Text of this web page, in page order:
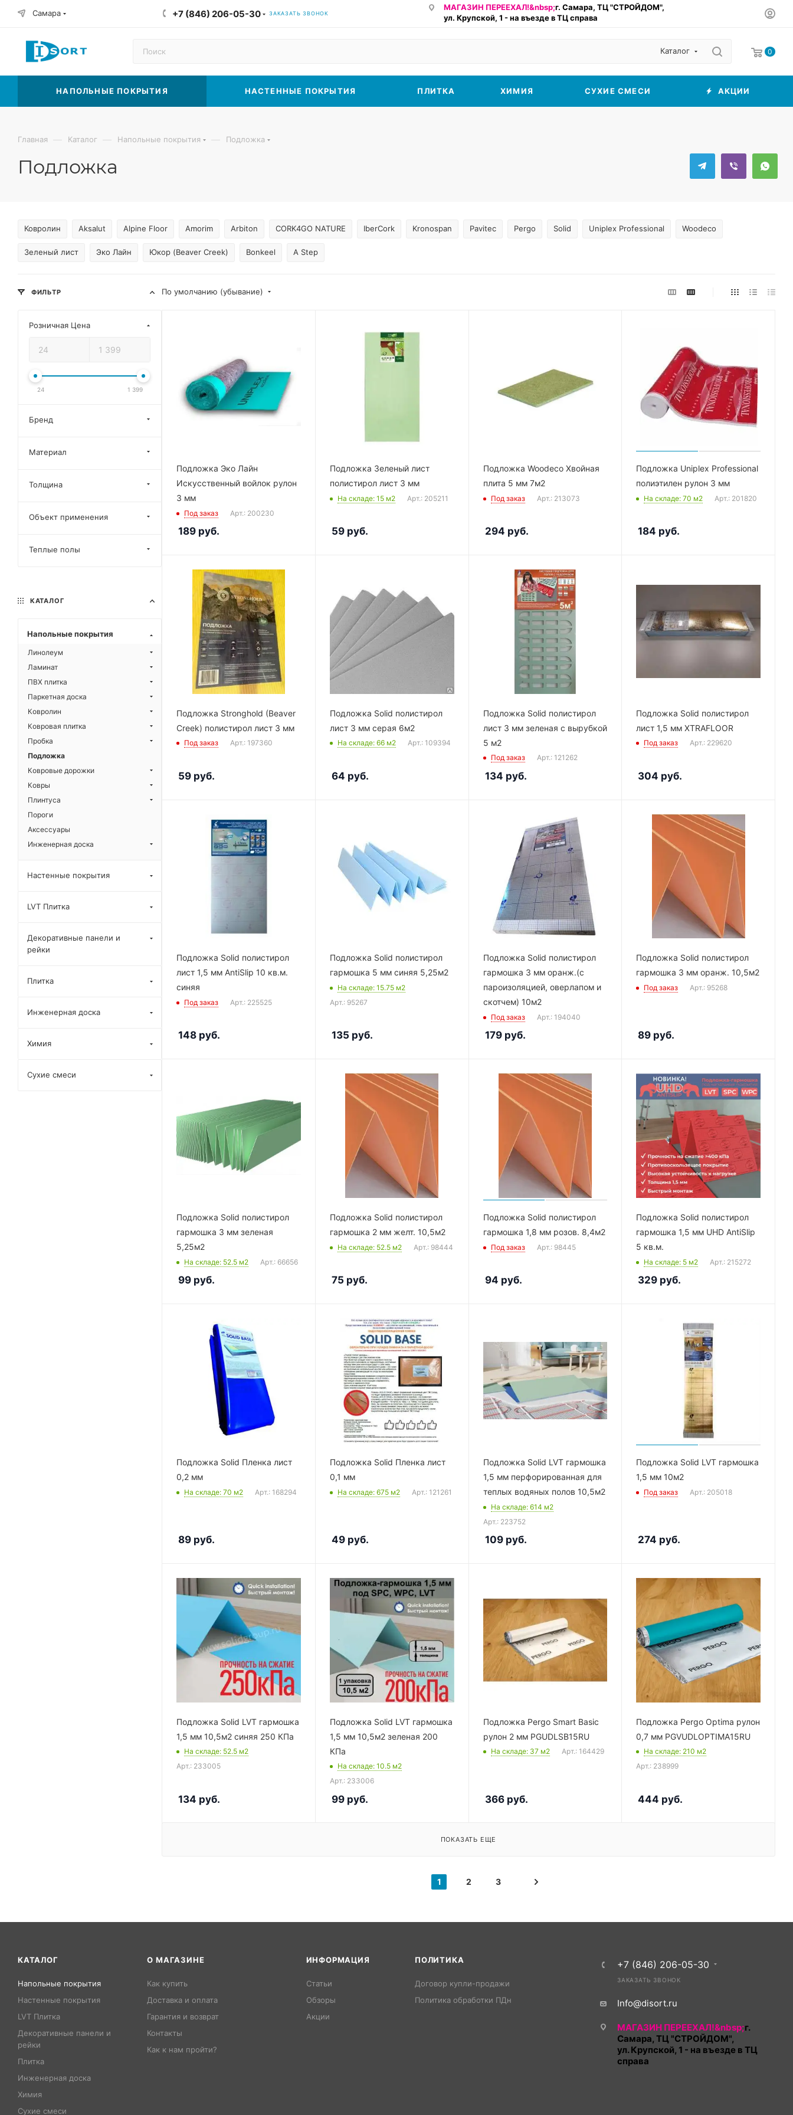
Самара +7 (846) 206-05-30 ЗАКАЗАТЬ ЗВОНОК
МАГАЗИН ПЕРЕЕХАЛ!&nbsp;г. Самара, ТЦ "СТРОЙДОМ",
ул. Крупской, 1 - на въезде в ТЦ справа
Каталог 0
НАПОЛЬНЫЕ ПОКРЫТИЯ НАСТЕННЫЕ ПОКРЫТИЯ ПЛИТКА ХИМИЯ СУХИЕ СМЕСИ АКЦИИ
Главная — Каталог — Напольные покрытия — Подложка
Подложка
Ковролин Aksalut Alpine Floor Amorim Arbiton CORK4GO NATURE IberCork Kronospan Pavitec Pergo Solid Uniplex Professional Woodeco
Зеленый лист Эко Лайн Юкор (Beaver Creek) Bonkeel A Step
По умолчанию (убывание)
Подложка Эко Лайн
Искусственный войлок рулон
3 мм
Под заказ Арт.: 200230
189 руб.
Подложка Зеленый лист
полистирол лист 3 мм
На складе: 15 м2 Арт.: 205211
59руб.
Подложка Woodeco Хвойная
плита 5 мм 7м2
Под заказ Арт.: 213073
294 руб.
Подложка Uniplex Professional
полиэтилен рулон 3 мм
На складе: 70 м2 Арт.: 201820
184 руб.
Подложка Stronghold (Beaver
Creek) полистирол лист 3 мм
Под заказ Арт.: 197360
59 руб.
Подложка Solid полистирол
лист 3 мм серая 6м2
На складе: 66 м2 Арт.: 109394
64 руб.
Подложка Solid полистирол
лист 3 мм зеленая с вырубкой
5 м2
Под заказ Арт.: 121262
134 руб.
Подложка Solid полистирол
лист 1,5 мм XTRAFLOOR
Под заказ Арт.: 229620
304 руб.
Подложка Solid полистирол
лист 1,5 мм AntiSlip 10 кв.м.
синяя
Под заказ Арт.: 225525
148 руб.
Подложка Solid полистирол
гармошка 5 мм синяя 5,25м2
На складе: 15.75 м2
Арт.: 95267
135 руб.
Подложка Solid полистирол
гармошка 3 мм оранж.(с
пароизоляцией, оверлапом и
скотчем) 10м2
Под заказ Арт.: 194040
179руб.
Подложка Solid полистирол
гармошка 3 мм оранж. 10,5м2
Под заказ Арт.: 95268
89 руб.
Подложка Solid полистирол
гармошка 3 мм зеленая
5,25м2
На складе: 52.5 м2 Арт.: 66656
99 руб.
Подложка Solid полистирол
гармошка 2 мм желт. 10,5м2
На складе: 52.5 м2 Арт.: 98444
75 руб.
Подложка Solid полистирол
гармошка 1,8 мм розов. 8,4м2
Под заказ Арт.: 98445
94 руб.
Подложка Solid полистирол
гармошка 1,5 мм UHD AntiSlip
5 кв.м.
На складе: 5 м2 Арт.: 215272
329 руб.
Подложка Solid Пленка лист
0,2 мм
На складе: 70 м2 Арт.: 168294
89 руб.
Подложка Solid Пленка лист
0,1 мм
На складе: 675 м2 Арт.: 121261
49руб.
Подложка Solid LVT гармошка
1,5 мм перфорированная для
теплых водяных полов 10,5м2
На складе: 614 м2
Арт.: 223752
109руб.
Подложка Solid LVT гармошка
1,5 мм 10м2
Под заказ Арт.: 205018
274 руб.
Подложка Solid LVT гармошка
1,5 мм 10,5м2 синяя 250 КПа
На складе: 52.5 м2
Арт.: 233005
134 руб.
Подложка Solid LVT гармошка
1,5 мм 10,5м2 зеленая 200
КПа
На складе: 10.5 м2
Арт.: 233006
99руб.
Подложка Pergo Smart Basic
рулон 2 мм PGUDLSB15RU
На складе: 37 м2 Арт.: 164429
366руб.
Подложка Pergo Optima рулон
0,7 мм PGVUDLOPTIMA15RU
На складе: 210 м2
Арт.: 238999
444 руб.
ПОКАЗАТЬ ЕЩЕ
1 2 3
ФИЛЬТР
Розничная Цена
24 1 399
Бренд
Материал
Толщина
Объект применения
Теплые полы
КАТАЛОГ
Напольные покрытия
Линолеум
Ламинат
ПВХ плитка
Паркетная доска
Ковролин
Ковровая плитка
Пробка
Подложка
Ковровые дорожки
Ковры
Плинтуса
Пороги
Аксессуары
Инженерная доска
Настенные покрытия
LVT Плитка
Декоративные панели и
рейки
Плитка
Инженерная доска
Химия
Сухие смеси
КАТАЛОГ
Напольные покрытия
Настенные покрытия
LVT Плитка
Декоративные панели и
рейки
Плитка
Инженерная доска
Химия
Сухие смеси
О МАГАЗИНЕ
Как купить
Доставка и оплата
Гарантия и возврат
Контакты
Как к нам пройти?
ИНФОРМАЦИЯ
Статьи
Обзоры
Акции
ПОЛИТИКА
Договор купли-продажи
Политика обработки ПДн
+7 (846) 206-05-30
ЗАКАЗАТЬ ЗВОНОК
Info@disort.ru
МАГАЗИН ПЕРЕЕХАЛ!&nbsp;г.
Самара, ТЦ "СТРОЙДОМ",
ул. Крупской, 1 - на въезде в ТЦ
справа